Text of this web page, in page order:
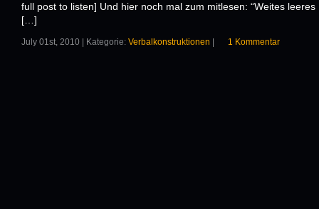
full post to listen] Und hier noch mal zum mitlesen: “Weites leeres
[…]
July 01st, 2010 | Kategorie: Verbalkonstruktionen 1 Kommentar